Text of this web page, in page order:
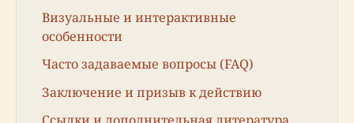
Визуальные и интерактивные
особенности
Часто задаваемые вопросы (FAQ)
Заключение и призыв к действию